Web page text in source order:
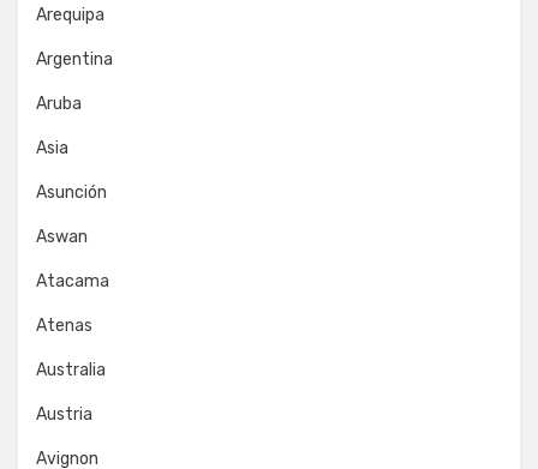
Arequipa
Argentina
Aruba
Asia
Asunción
Aswan
Atacama
Atenas
Australia
Austria
Avignon